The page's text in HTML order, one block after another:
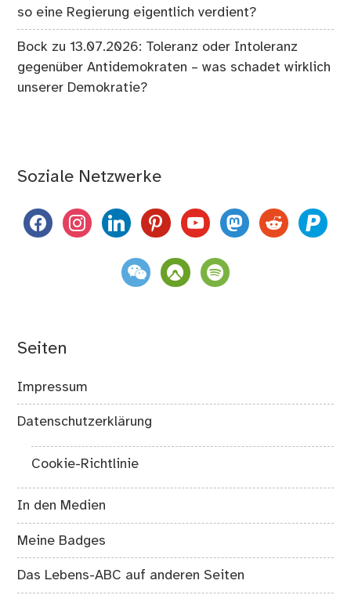
so eine Regierung eigentlich verdient?
Bock zu13.07.2026: Toleranz oder Intoleranz
gegenüber Antidemokraten – was schadet wirklich
unserer Demokratie?
Soziale Netzwerke
facebookinstagramlinkedinpinterestyoutubemastodon
reddit paypal
weixin komootspotify
Seiten
Impressum
Datenschutzerklärung
Cookie-Richtlinie
In den Medien
Meine Badges
Das Lebens-ABC auf anderen Seiten